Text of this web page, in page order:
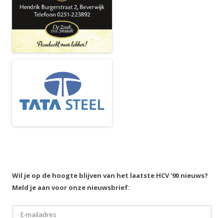
Wil je op de hoogte blijven van het laatste HCV '90 nieuws?
Meld je aan voor onze nieuwsbrief: